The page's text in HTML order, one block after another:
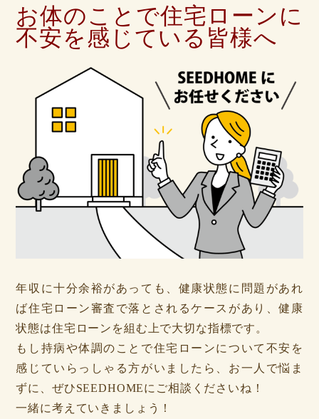
お体のことで住宅ローンに
不安を感じている皆様へ
年収に十分余裕があっても、健康状態に問題があれ
ば住宅ローン審査で落とされるケースがあり、健康
状態は住宅ローンを組む上で大切な指標です。
もし持病や体調のことで住宅ローンについて不安を
感じていらっしゃる方がいましたら、お一人で悩ま
ずに、ぜひSEEDHOMEにご相談くださいね！
一緒に考えていきましょう！